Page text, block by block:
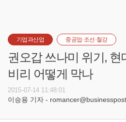
기업과산업 중공업·조선·철강
권오갑 쓰나미 위기,
비리 어떻게 막나
2015-07-14 11:48:01
이승용 기자 -